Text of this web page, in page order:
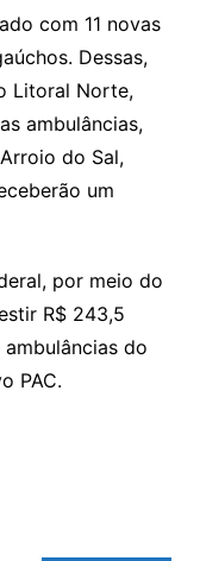
com 11 novas
Dessas,
Litoral Norte,
ambulâncias,
do Sal,
um
por meio do
R$ 243,5
do
PAC.